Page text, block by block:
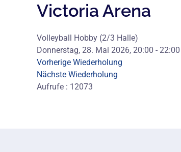
Victoria Arena
Volleyball Hobby (2/3 Halle)
Donnerstag, 28. Mai 2026, 20:00 - 22:00
Vorherige Wiederholung
Nächste Wiederholung
Aufrufe : 12073